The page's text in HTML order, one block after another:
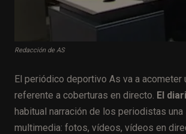
Redacción de AS
El periódico deportivo As va a
referente a coberturas en directo. El
habitual narración de los periodistas
multimedia: fotos, vídeos, vídeos en